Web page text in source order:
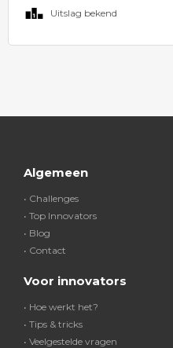
Uitslag bekend
Algemeen
• Challenges
• Top Innovators
• Blog
• Contact
Voor innovators
• Hoe werkt het?
• Tips & tricks
• Veelgestelde vragen